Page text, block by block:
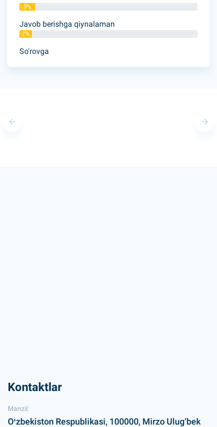
9%
Javob berishga qiynalaman
7%
So'rovga
Kontaktlar
Manzil:
Oʻzbekiston Respublikasi, 100000, Mirzo Ulug‘bek